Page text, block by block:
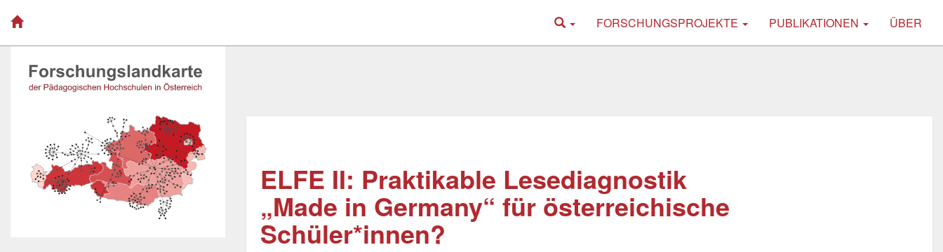
FORSCHUNGSPROJEKTE PUBLIKATIONEN ÜBER
ELFE II: Praktikable Lesediagnostik
„Made in Germany“ für österreichische
Schüler*innen?